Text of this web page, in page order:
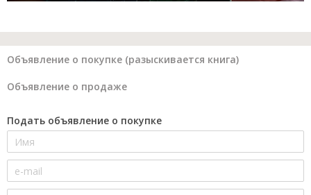
Объявление о покупке (разыскивается книга)
Объявление о продаже
Подать объявление о покупке